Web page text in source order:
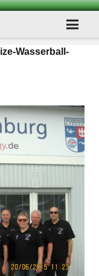
Was­ser­ball­